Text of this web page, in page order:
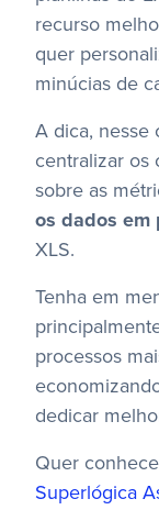
recurso
quer
minúcias de
A dica, nesse
centralizar os
sobre as
os dados em
XLS.
Tenha em
processos
dedicar
Quer
Superlógica